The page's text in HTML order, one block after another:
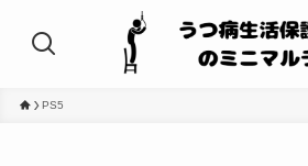
PS5